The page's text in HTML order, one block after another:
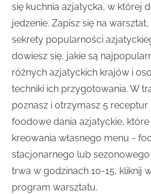
się kuchnia azjatycka, w której
jedzenie. Zapisz się na
sekrety popularności
dowiesz się, jakie są
różnych azjatyckich krajów i
techniki ich przygotowania. W
poznasz i otrzymasz 5 receptur
foodowe dania azjatyckie, które
kreowania własnego menu -
stacjonarnego lub
trwa w godzinach 10-15, kliknij
program warsztatu.